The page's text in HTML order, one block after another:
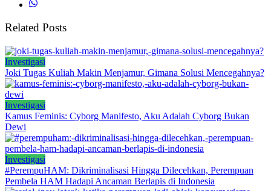
Related Posts
Investigasi
Joki Tugas Kuliah Makin Menjamur, Gimana Solusi Mencegahnya?
Investigasi
Kamus Feminis: Cyborg Manifesto, Aku Adalah Cyborg Bukan
Dewi
Investigasi
#PerempuHAM: Dikriminalisasi Hingga Dilecehkan, Perempuan
Pembela HAM Hadapi Ancaman Berlapis di Indonesia